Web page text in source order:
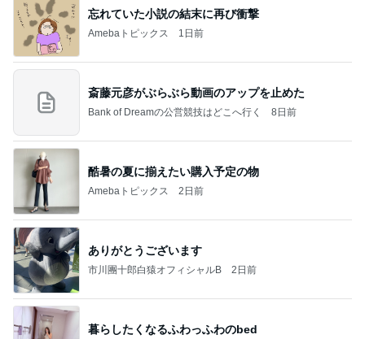
忘れていた小説の結末に再び衝撃
Amebaトピックス 1日前
斎藤元彦がぶらぶら動画のアップを止めた
Bank of Dreamの公営競技はどこへ行く 8日前
酷暑の夏に揃えたい購入予定の物
Amebaトピックス 2日前
ありがとうございます
市川團十郎白猿オフィシャルB 2日前
暮らしたくなるふわっふわのbed